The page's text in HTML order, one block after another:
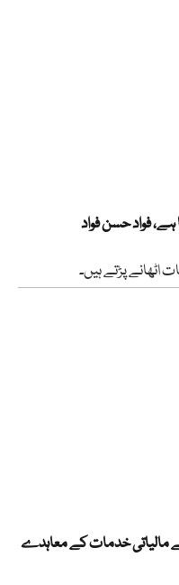
ہے، فواد حسن فواد
پڑتے ہیں۔
مالیاتی خدمات کے معاہدے